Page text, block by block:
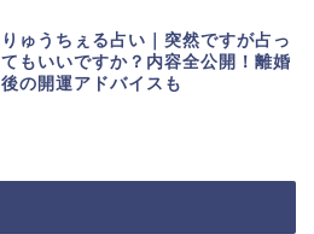
りゅうちぇる占い｜突然ですが占っ
てもいいですか？内容全公開！離婚
後の開運アドバイスも